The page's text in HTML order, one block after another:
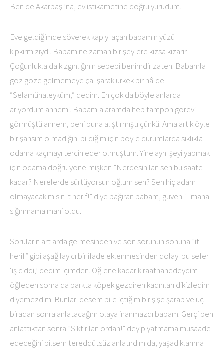
Ben de Akarbaşı’na, ev istikametine doğru yürüdüm.
Eve geldiğimde söverek kapıyı açan babamın yüzü
kıpkırmızıydı. Babam ne zaman bir şeylere kızsa kızarır.
Çoğunlukla da kızgınlığının sebebi benimdir zaten. Babamla
göz göze gelmemeye çalışarak ürkek bir hâlde
”Selamünaleyküm,” dedim. En çok da böyle anlarda
arıyordum annemi. Babamla aramda hep tampon görevi
görmüştü annem, beni buna alıştırmıştı çünkü. Ama artık öyle
bir şansım olmadığını bildiğim için böyle durumlarda sıklıkla
odama kaçmayı tercih eder olmuştum. Yine aynı şeyi yapmak
için odama doğru yönelmişken ”Nerdesin lan sen bu saate
kadar? Nerelerde sürtüyorsun oğlum sen? Sen hiç adam
olmayacak mısın it herif!” diye bağıran babam, güvenli limana
sığınmama mani oldu.
Soruların art arda gelmesinden ve son sorunun sonuna ”it
herif” gibi aşağılayıcı bir ifade eklenmesinden dolayı bu sefer
‘iş ciddi,’ dedim içimden. Öğlene kadar kıraathanedeydim
öğleden sonra da parkta köpek gezdiren kadınları dikizledim
diyemezdim. Bunları desem bile içtiğim bir şişe şarap ve üç
biradan sonra anlatacağım olaya inanmazdı babam. Gerçi ben
anlattıktan sonra ”Siktir lan ordan!” deyip yatmama müsaade
edeceğini bilsem tereddütsüz anlatırdım da, yaşadıklarıma